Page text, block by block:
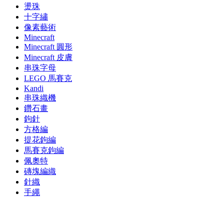
燙珠
十字繡
像素藝術
Minecraft
Minecraft 圓形
Minecraft 皮膚
串珠字母
LEGO 馬賽克
Kandi
串珠織機
鑽石畫
鉤針
方格編
提花鉤編
馬賽克鉤編
佩奧特
磚塊編織
針織
手繩